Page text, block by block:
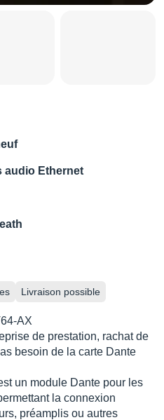
audio Ethernet
Livraison possible
AX
de prestation, rachat de
besoin de la carte Dante
un module Dante pour les
la connexion
préamplis ou autres